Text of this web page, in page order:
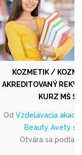
KOZMETIK /
AKREDITOVANÝ
KURZ MŠ SR
Od Vzdelávacia
Beauty Avety s.
Otvára sa podľa